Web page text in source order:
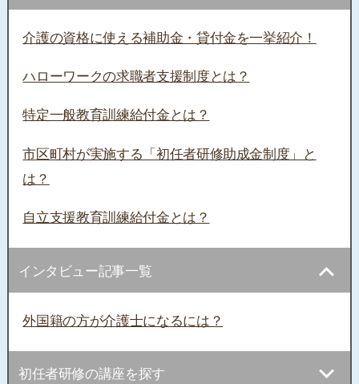
介護の資格に使える補助金・貸付金を一挙紹介！
ハローワークの求職者支援制度とは？
特定一般教育訓練給付金とは？
市区町村が実施する「初任者研修助成金制度」と
は？
自立支援教育訓練給付金とは？
インタビュー記事一覧
外国籍の方が介護士になるには？
初任者研修の講座を探す